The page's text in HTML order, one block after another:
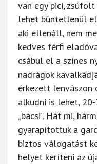
van egy pici,
lehet büntetlenül
aki ellenáll, nem
kedves férfi
csábul el a színes
nadrágok
érkezett lenvászon
alkudni is lehet,
„bácsi”. Hát mi,
gyarapítottuk a
biztos válogatást
helyet keríteni az